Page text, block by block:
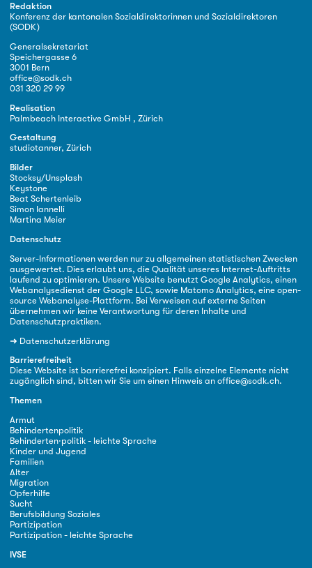
Redaktion
Konferenz der kantonalen Sozialdirektorinnen und Sozialdirektoren
(SODK)
Generalsekretariat
Speichergasse 6
3001 Bern
office@sodk.ch
031 320 29 99
Realisation
Palmbeach Interactive GmbH , Zürich
Gestaltung
studiotanner, Zürich
Bilder
Stocksy/Unsplash
Keystone
Beat Schertenleib
Simon Iannelli
Martina Meier
Datenschutz
Server-Informationen werden nur zu allgemeinen statistischen Zwecken
ausgewertet. Dies erlaubt uns, die Qualität unseres Internet-Auftritts
laufend zu optimieren. Unsere Website benutzt Google Analytics, einen
Webanalysedienst der Google LLC, sowie Matomo Analytics, eine open-
source Webanalyse-Plattform. Bei Verweisen auf externe Seiten
übernehmen wir keine Verantwortung für deren Inhalte und
Datenschutzpraktiken.
➜ Datenschutzerklärung
Barrierefreiheit
Diese Website ist barrierefrei konzipiert. Falls einzelne Elemente nicht
zugänglich sind, bitten wir Sie um einen Hinweis an office@sodk.ch.
Themen
Armut
Behindertenpolitik
Behinderten·politik - leichte Sprache
Kinder und Jugend
Familien
Alter
Migration
Opferhilfe
Sucht
Berufsbildung Soziales
Partizipation
Partizipation - leichte Sprache
IVSE